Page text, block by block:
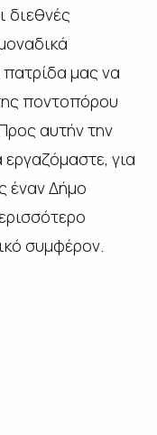
διεθνές
πατρίδα μας να
ποντοπόρου
αυτήν την
για
έναν Δήμο
συμφέρον.